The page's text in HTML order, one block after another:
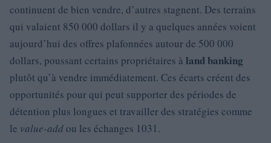
continuent de bien vendre, d’autres stagnent. Des terrains
qui valaient 850 000 dollars il y a quelques années voient
aujourd’hui des offres plafonnées autour de 500 000
dollars, poussant certains propriétaires à land banking
plutôt qu’à vendre immédiatement. Ces écarts créent des
opportunités pour qui peut supporter des périodes de
détention plus longues et travailler des stratégies comme
le value-addou les échanges 1031.